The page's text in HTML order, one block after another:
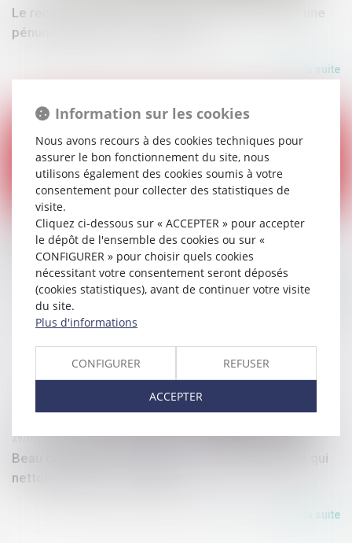
Le recyclage des bouteilles plastique en butte à une
pénurie de matière - Les Echos
Lire la suite
Journée mondiale de l’environnement : la guerre
contre le plastique est déclarée
Lire la suite
Beau départ pour « Seabin », la poubelle flottante qui
nettoie les ports - Les Echos
29/05/2018
Lire la suite
Information sur les cookies
Nous avons recours à des cookies techniques pour
assurer le bon fonctionnement du site, nous
utilisons également des cookies soumis à votre
consentement pour collecter des statistiques de
visite.
Cliquez ci-dessous sur « ACCEPTER » pour accepter
le dépôt de l'ensemble des cookies ou sur «
CONFIGURER » pour choisir quels cookies
nécessitant votre consentement seront déposés
(cookies statistiques), avant de continuer votre visite
du site.
Plus d'informations
CONFIGURER REFUSER
ACCEPTER